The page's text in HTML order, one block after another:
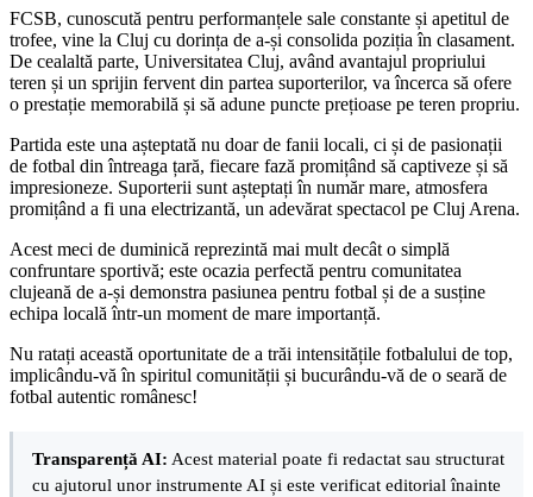
FCSB, cunoscută pentru performanțele sale constante și apetitul de
trofee, vine la Cluj cu dorința de a-și consolida poziția în clasament.
De cealaltă parte, Universitatea Cluj, având avantajul propriului
teren și un sprijin fervent din partea suporterilor, va încerca să ofere
o prestație memorabilă și să adune puncte prețioase pe teren propriu.
Partida este una așteptată nu doar de fanii locali, ci și de pasionații
de fotbal din întreaga țară, fiecare fază promițând să captiveze și să
impresioneze. Suporterii sunt așteptați în număr mare, atmosfera
promițând a fi una electrizantă, un adevărat spectacol pe Cluj Arena.
Acest meci de duminică reprezintă mai mult decât o simplă
confruntare sportivă; este ocazia perfectă pentru comunitatea
clujeană de a-și demonstra pasiunea pentru fotbal și de a susține
echipa locală într-un moment de mare importanță.
Nu ratați această oportunitate de a trăi intensitățile fotbalului de top,
implicându-vă în spiritul comunității și bucurându-vă de o seară de
fotbal autentic românesc!
Transparență AI: Acest material poate fi redactat sau structurat
cu ajutorul unor instrumente AI și este verificat editorial înainte